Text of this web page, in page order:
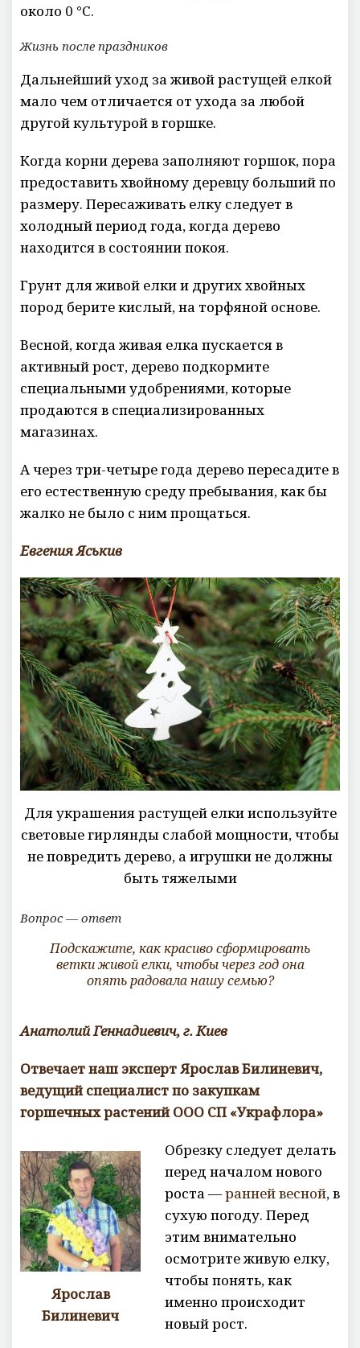
около 0 °С.
Жизнь после праздников
Дальнейший уход за живой растущей елкой
мало чем отличается от ухода за любой
другой культурой в горшке.
Когда корни дерева заполняют горшок, пора
предоставить хвойному деревцу больший по
размеру. Пересаживать елку следует в
холодный период года, когда дерево
находится в состоянии покоя.
Грунт для живой елки и других хвойных
пород берите кислый, на торфяной основе.
Весной, когда живая елка пускается в
активный рост, дерево подкормите
специальными удобрениями, которые
продаются в специализированных
магазинах.
А через три-четыре года дерево пересадите в
его естественную среду пребывания, как бы
жалко не было с ним прощаться.
Евгения Яськив
Для украшения растущей елки используйте
световые гирлянды слабой мощности, чтобы
не повредить дерево, а игрушки не должны
быть тяжелыми
Вопрос — ответ
Подскажите, как красиво сформировать
ветки живой елки, чтобы через год она
опять радовала нашу семью?
Анатолий Геннадиевич, г. Киев
Отвечает наш экспертЯрослав Билиневич,
ведущий специалист по закупкам
горшечных растений ООО СП «Украфлора»
Ярослав
Билиневич
Обрезку следует делать
перед началом нового
роста —ранней весной, в
сухую погоду. Перед
этим внимательно
осмотрите живую елку,
чтобы понять, как
именно происходит
новый рост.